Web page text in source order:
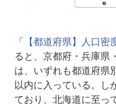
「 【都道府県】人口
ると、京都府・兵庫県
は、いずれも都道府県
以内に入っている。し
ており、北海道に至っ